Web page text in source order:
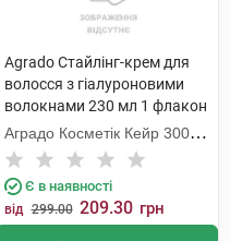
Agrado Стайлінг-крем для
волосся з гіалуроновими
волокнами 230 мл 1 флакон
Аградо Косметік Кейр 3000
С.Л.У.
Є в наявності
від 299.00 209.30 грн